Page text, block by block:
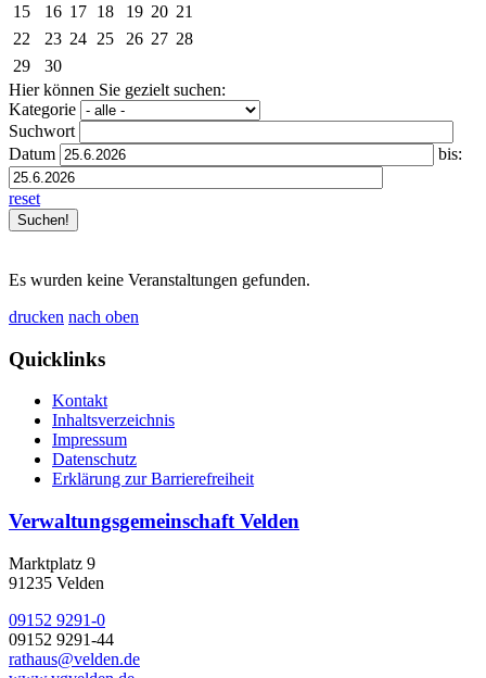
15
16 17 18 19 20 21
22
23 24 25 26 27 28
29
30
Hier können Sie gezielt suchen:
Kategorie
Suchwort
Datum
bis:
reset
Es wurden keine Veranstaltungen gefunden.
drucken nach oben
Quicklinks
Kontakt
Inhaltsverzeichnis
Impressum
Datenschutz
Erklärung zur Barrierefreiheit
Verwaltungsgemeinschaft Velden
Marktplatz 9
91235 Velden
09152 9291-0
09152 9291-44
rathaus@velden.de